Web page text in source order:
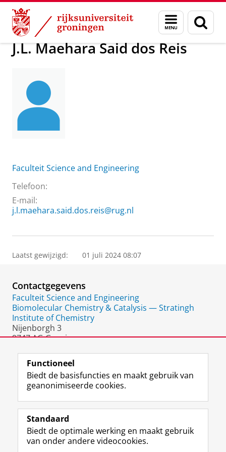
Skip
Content
Skip
Navigation
Menu
en
zoeken
Over ons J.L. Maehara Said dos Reis
J.L. Maehara Said dos Reis
Faculteit Science and Engineering
Telefoon:
E-mail:
j.l.maehara.said.dos.reis@rug.nl
Laatst gewijzigd: 01 juli 2024 08:07
Contactgegevens
Faculteit Science and Engineering
Biomolecular Chemistry & Catalysis — Stratingh
Institute of Chemistry
Nijenborgh 3
9747 AG Groningen
Volg de RUG
F
a
e
b
L
i
k
e
R
S
-
f
I
n
t
Y
o
T
Studiekiezers
Functioneel
Biedt de basisfuncties en maakt gebruik van
geanonimiseerde cookies.
Standaard
Biedt de optimale werking en maakt gebruik
van onder andere videocookies.